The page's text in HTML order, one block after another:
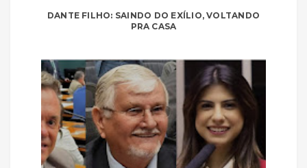
DANTE FILHO: SAINDO DO EXÍLIO, VOLTANDO
PRA CASA